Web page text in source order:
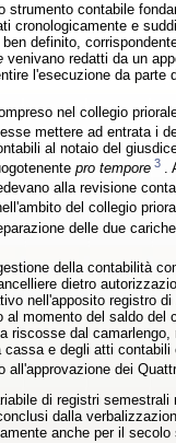
strumento contabile
e
definito,
venivano redatti da un
l'esecuzione da
nel collegio
mettere ad entrata i
al notaio del
pro tempore 3 .
alla revisione
del collegio
delle due
della contabilità
dietro
nell'apposito registro di
al momento del saldo del
riscosse dal
e degli atti
all'approvazione dei
di registri
dalla
anche per il